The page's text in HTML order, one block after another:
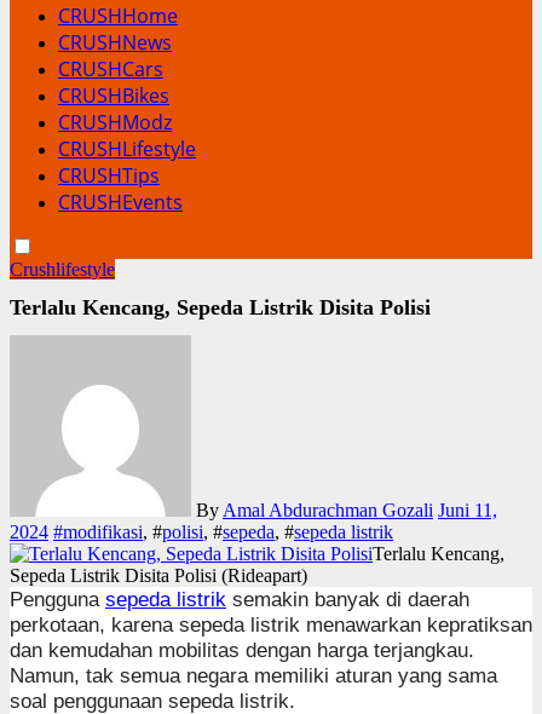
CRUSHHome
CRUSHNews
CRUSHCars
CRUSHBikes
CRUSHModz
CRUSHLifestyle
CRUSHTips
CRUSHEvents
Crushlifestyle
Terlalu Kencang, Sepeda Listrik Disita Polisi
By Amal Abdurachman Gozali Juni 11,
2024 #modifikasi, #polisi, #sepeda, #sepeda listrik
Terlalu Kencang,
Sepeda Listrik Disita Polisi (Rideapart)
Pengguna sepeda listrik semakin banyak di daerah
perkotaan, karena sepeda listrik menawarkan kepratiksan
dan kemudahan mobilitas dengan harga terjangkau.
Namun, tak semua negara memiliki aturan yang sama
soal penggunaan sepeda listrik.